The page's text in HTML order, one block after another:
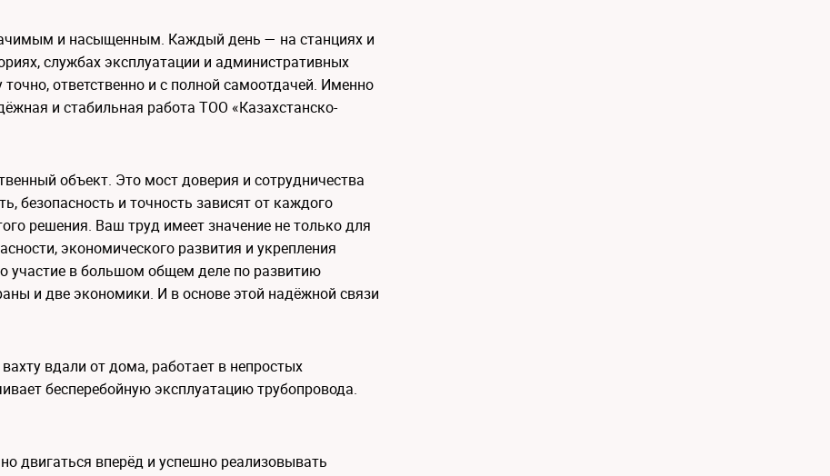
и насыщенным. Каждый день — на станциях и
службах эксплуатации и административных
ответственно и с полной самоотдачей. Именно
и стабильная работа ТОО «Казахстанско-
объект. Это мост доверия и сотрудничества
безопасность и точность зависят от каждого
решения. Ваш труд имеет значение не только для
экономического развития и укрепления
участие в большом общем деле по развитию
и две экономики. И в основе этой надёжной связи
вдали от дома, работает в непростых
бесперебойную эксплуатацию трубопровода.
двигаться вперёд и успешно реализовывать